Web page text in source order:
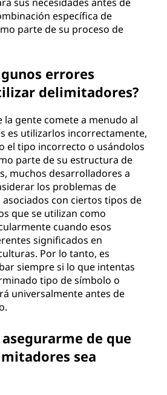
específica de
parte de su proceso de
errores
delimitadores?
gente comete a menudo al
es utilizarlos incorrectamente,
el tipo incorrecto o usándolos
parte de su estructura de
muchos desarrolladores a
los problemas de
con ciertos tipos de
que se utilizan como
cuando esos
significados en
Por lo tanto, es
siempre si lo que intentas
tipo de símbolo o
universalmente antes de
de que
sea